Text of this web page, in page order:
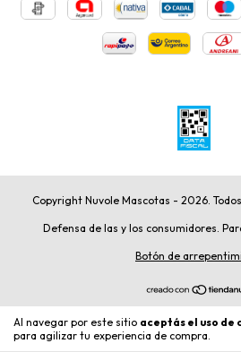
Al navegar por este sitio aceptás el uso de
para agilizar tu experiencia de compra.
Copyright Nuvole Mascotas - 2026.
Defensa de las y los consumidores.
Botón de